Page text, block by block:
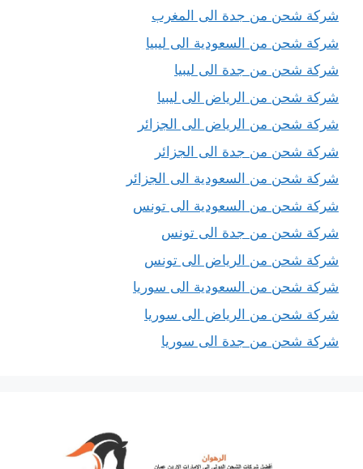
شركة شحن من جدة الى المغرب
شركة شحن من السعودية الى ليبيا
شركة شحن من جدة الى ليبيا
شركة شحن من الرياض الى ليبيا
شركة شحن من الرياض الى الجزائر
شركة شحن من جدة الى الجزائر
شركة شحن من السعودية الى الجزائر
شركة شحن من السعودية الى تونس
شركة شحن من جدة الى تونس
شركة شحن من الرياض الى تونس
شركة شحن من السعودية الى سوريا
شركة شحن من الرياض الى سوريا
شركة شحن من جدة الى سوريا